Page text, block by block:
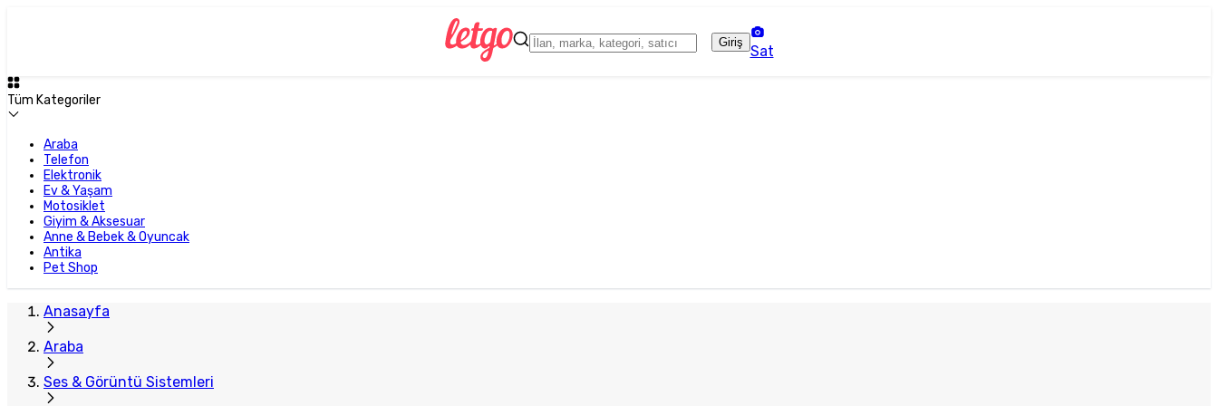
Giriş
Sat
Tüm Kategoriler
Araba
Telefon
Elektronik
Ev & Yaşam
Motosiklet
Giyim & Aksesuar
Anne & Bebek & Oyuncak
Antika
Pet Shop
Anasayfa
Araba
Ses & Görüntü Sistemleri